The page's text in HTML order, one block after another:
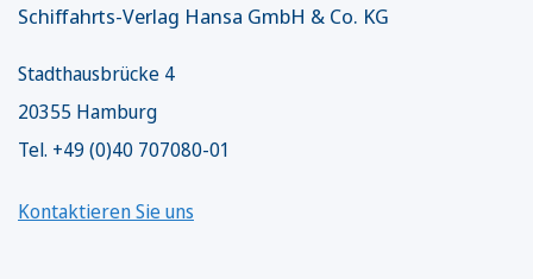
Schiffahrts-Verlag Hansa GmbH & Co. KG
Stadthausbrücke 4
20355 Hamburg
Tel. +49 (0)40 707080-01
Kontaktieren Sie uns